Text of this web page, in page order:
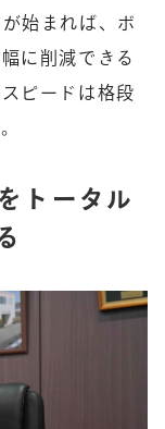
始まれば、ボ
に削減できる
ピードは格段
トータル